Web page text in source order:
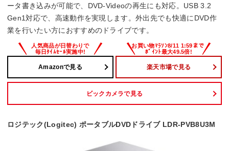
ータ書き込みが可能で、DVD-Videoの再生にも対応。USB 3.2
Gen1対応で、高速動作を実現します。外出先でも快適にDVD作
業を行いたい方におすすめのドライブです。
Amazonで見る 楽天市場で見る
ビックカメラで見る
ロジテック(Logitec) ポータブルDVDドライブ LDR-PVB8U3M